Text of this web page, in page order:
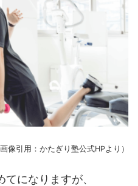
画像引用：かたぎり塾公式HPより）
になりますが、